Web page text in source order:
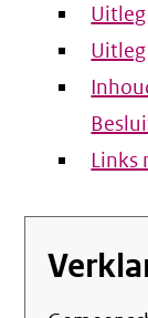
Links